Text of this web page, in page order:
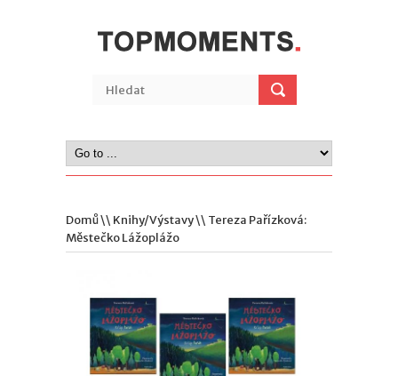
Domů\\ Knihy/Výstavy\\ Tereza Pařízková:
Městečko Lážoplážo